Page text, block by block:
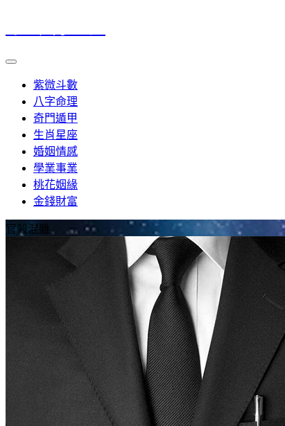
紫微斗數
八字命理
奇門遁甲
生肖星座
婚姻情感
學業事業
桃花姻緣
金錢財富
官殺混雜